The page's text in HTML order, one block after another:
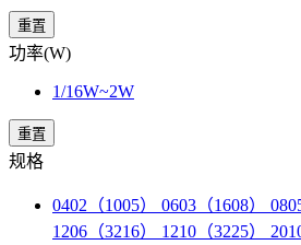
重置
功率(W)
1/16W~2W
重置
规格
0402（1005） 0603（1608）
1206（3216） 1210（3225）